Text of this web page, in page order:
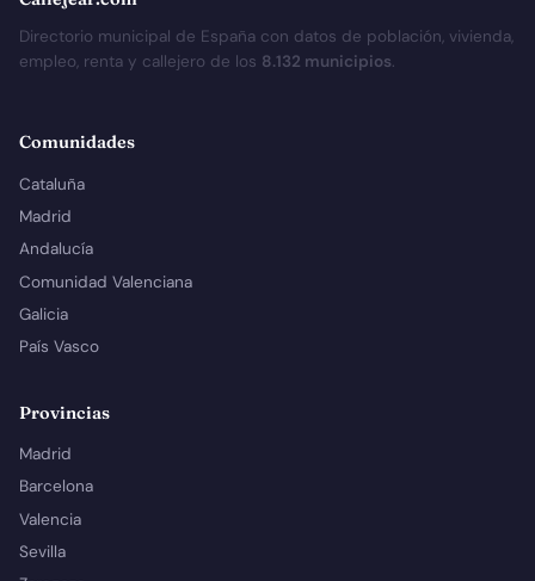
Directorio municipal de España con datos de población, vivienda,
empleo, renta y callejero de los 8.132 municipios.
Comunidades
Cataluña
Madrid
Andalucía
Comunidad Valenciana
Galicia
País Vasco
Provincias
Madrid
Barcelona
Valencia
Sevilla